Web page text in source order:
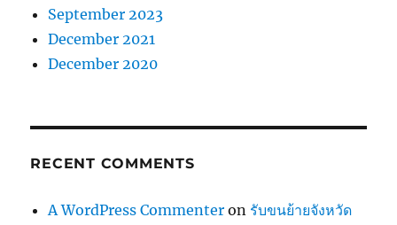
September 2023
December 2021
December 2020
RECENT COMMENTS
A WordPress Commenter on รับขนย้ายจังหวัด